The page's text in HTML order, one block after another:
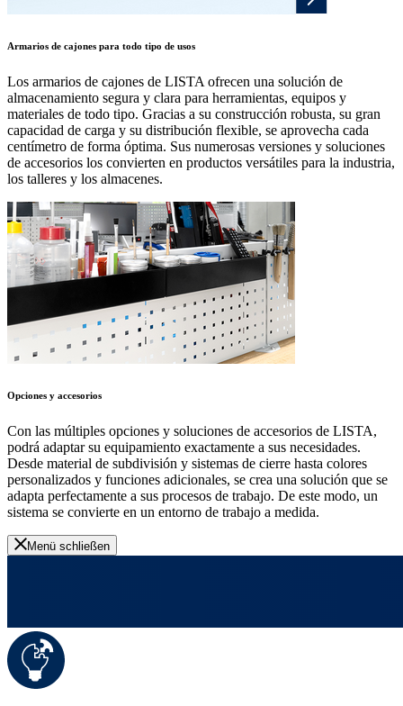
Armarios de cajones para todo tipo de usos
Los armarios de cajones de LISTA ofrecen una solución de
almacenamiento segura y clara para herramientas, equipos y
materiales de todo tipo. Gracias a su construcción robusta, su gran
capacidad de carga y su distribución flexible, se aprovecha cada
centímetro de forma óptima. Sus numerosas versiones y soluciones
de accesorios los convierten en productos versátiles para la industria,
los talleres y los almacenes.
Opciones y accesorios
Con las múltiples opciones y soluciones de accesorios de LISTA,
podrá adaptar su equipamiento exactamente a sus necesidades.
Desde material de subdivisión y sistemas de cierre hasta colores
personalizados y funciones adicionales, se crea una solución que se
adapta perfectamente a sus procesos de trabajo. De este modo, un
sistema se convierte en un entorno de trabajo a medida.
Menü schließen